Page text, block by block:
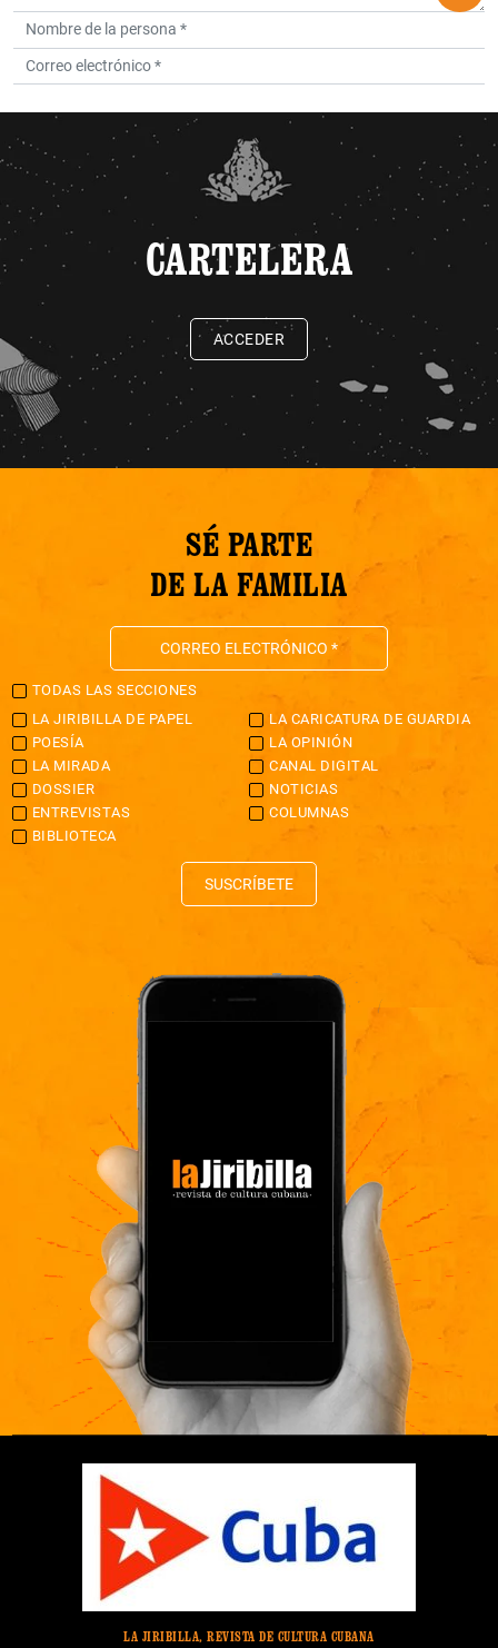
CARTELERA
ACCEDER
SÉ PARTE
DE LA FAMILIA
TODAS LAS SECCIONES
LA JIRIBILLA DE PAPEL
LA CARICATURA DE GUARDIA
POESÍA
LA OPINIÓN
LA MIRADA
CANAL DIGITAL
DOSSIER
NOTICIAS
ENTREVISTAS
COLUMNAS
BIBLIOTECA
SUSCRÍBETE
LA JIRIBILLA, REVISTA DE CULTURA CUBANA